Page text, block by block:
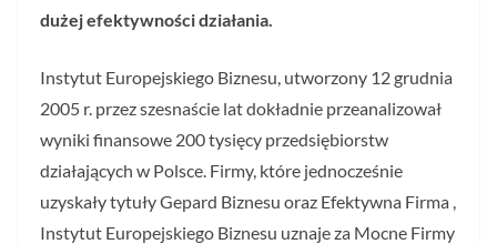
dużej efektywności działania.
Instytut Europejskiego Biznesu, utworzony 12 grudnia
2005 r. przez szesnaście lat dokładnie przeanalizował
wyniki finansowe 200 tysięcy przedsiębiorstw
działających w Polsce. Firmy, które jednocześnie
uzyskały tytuły Gepard Biznesu oraz Efektywna Firma ,
Instytut Europejskiego Biznesu uznaje za Mocne Firmy